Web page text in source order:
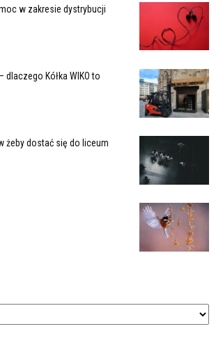
w zakresie dystrybucji
Kółka WIKO to
żeby dostać się do liceum